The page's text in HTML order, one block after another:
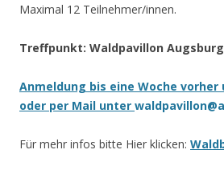
Maximal 12 Teilnehmer/innen.
Treffpunkt: Waldpavillon
Anmeldung bis eine Woche vorher
oder per Mail unter
Für mehr infos bitte Hier klicken: